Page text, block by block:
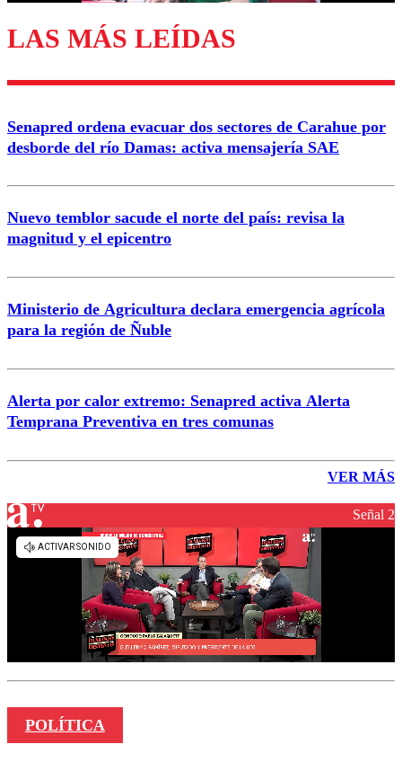
Enviar comentario
LAS MÁS LEÍDAS
Senapred ordena evacuar dos sectores de Carahue por
desborde del río Damas: activa mensajería SAE
Nuevo temblor sacude el norte del país: revisa la
magnitud y el epicentro
Ministerio de Agricultura declara emergencia agrícola
para la región de Ñuble
Alerta por calor extremo: Senapred activa Alerta
Temprana Preventiva en tres comunas
VER MÁS
Señal 2
POLÍTICA